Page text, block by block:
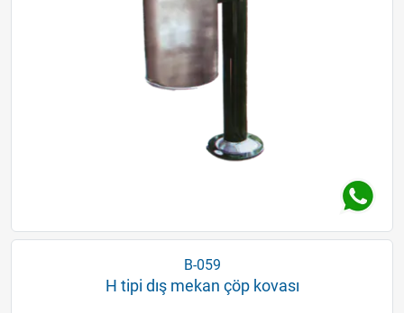
B-059
H tipi dış mekan çöp kovası